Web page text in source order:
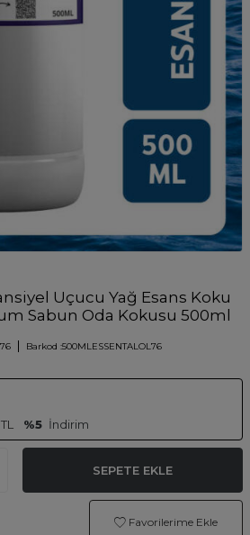
Uçucu Yağ Esans Koku
Sabun Oda Kokusu 500ml
Barkod :500MLESSENTALOL76
TL %5 İndirim
SEPETE EKLE
Favorilerime Ekle